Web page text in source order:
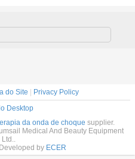
do Site
Privacy Policy
Desktop
da onda de choque supplier.
Medical And Beauty Equipment
Ltd..
by ECER